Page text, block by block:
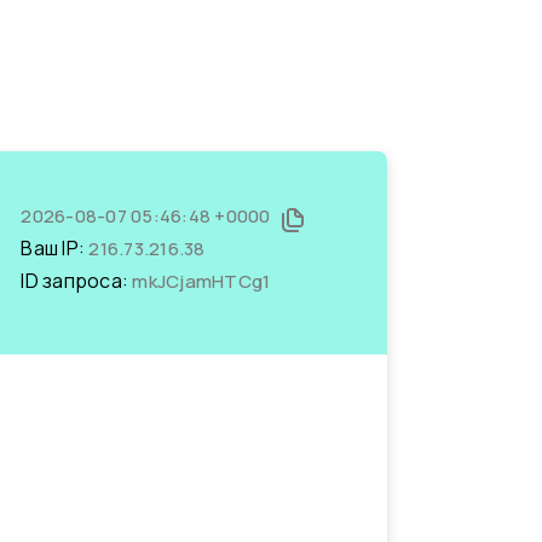
2026-08-07 05:46:48 +0000
Ваш IP:216.73.216.38
ID запроса:mkJCjamHTCg1